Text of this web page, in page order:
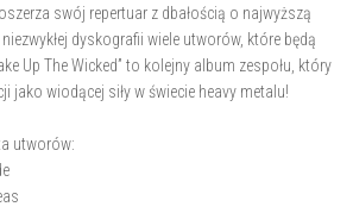
swój repertuar z dbałością o najwyższą
dyskografii wiele utworów, które będą
Up The Wicked” to kolejny album zespołu, który
jako wiodącej siły w świecie heavy metalu!
utworów: